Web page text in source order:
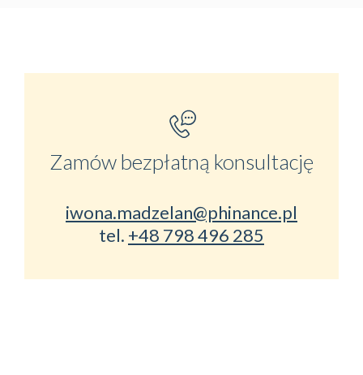
Zamów bezpłatną konsultację
iwona.madzelan@phinance.pl
tel. +48 798 496 285